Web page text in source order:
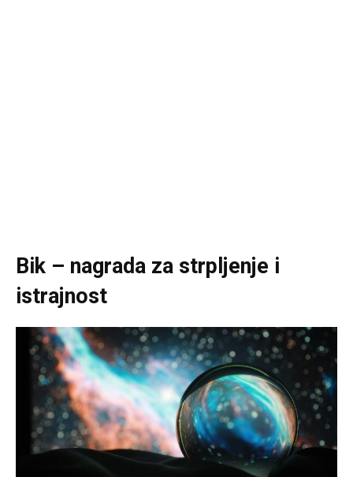
Bik – nagrada za strpljenje i
istrajnost